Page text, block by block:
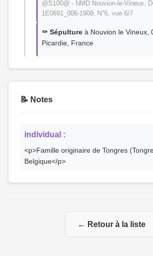
@S100@ - NMD Nouvion-le-Vineux,
1E0691_006-1909, N°6, vue 6/7
⚰️ Sépulture à Nouvion le Vineux,
Picardie, France
📝 Notes
individual :
<p>Famille originaire de Tongres
Belgique</p>
← Retour à la liste